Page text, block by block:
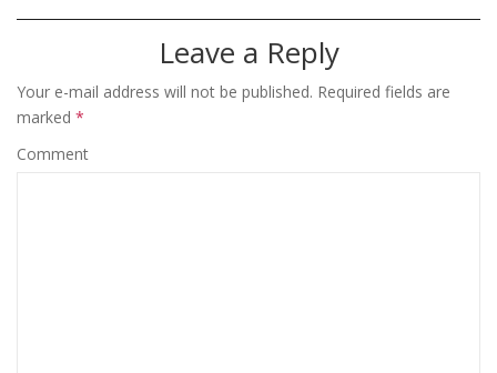
Leave a Reply
Your e-mail address will not be published. Required fields are
marked *
Comment